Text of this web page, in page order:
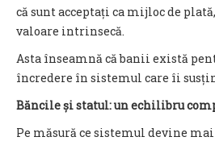
că sunt acceptați ca mijloc de
valoare intrinsecă.
Asta înseamnă că banii există
încredere în sistemul care îi
Băncile și statul: un echilibru
Pe măsură ce sistemul devine